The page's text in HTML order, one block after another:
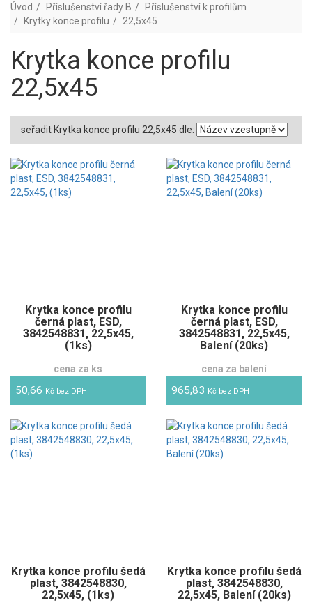
Úvod Příslušenství řady B
Příslušenství k profilům
Krytky konce profilu
22,5x45
Krytka konce profilu
22,5x45
seřadit Krytka konce profilu 22,5x45 dle:
Krytka konce profilu
černá plast, ESD,
3842548831, 22,5x45,
(1ks)
cena za ks
50,66 Kč bez DPH
Krytka konce profilu
černá plast, ESD,
3842548831, 22,5x45,
Balení (20ks)
cena za balení
965,83 Kč bez DPH
Krytka konce profilu šedá
plast, 3842548830,
22,5x45, (1ks)
Krytka konce profilu šedá
plast, 3842548830,
22,5x45, Balení (20ks)